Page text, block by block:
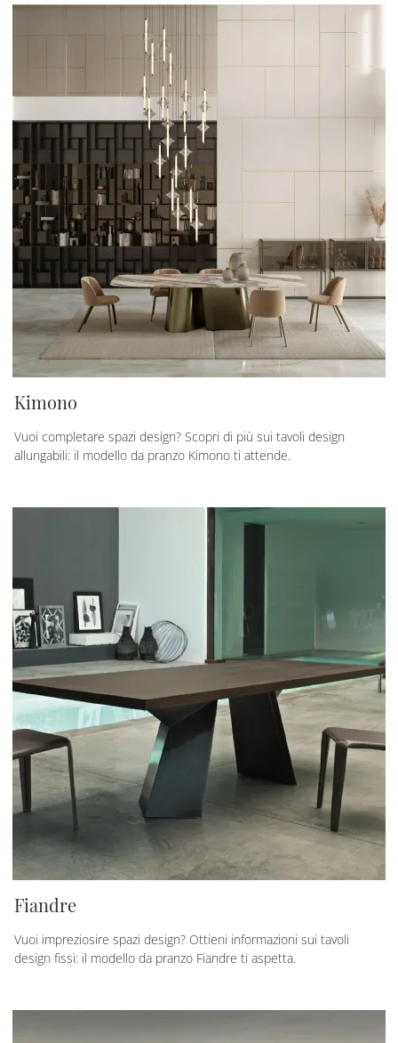
Kimono
Vuoi completare spazi design? Scopri di più sui tavoli design
allungabili: il modello da pranzo Kimono ti attende.
Fiandre
Vuoi impreziosire spazi design? Ottieni informazioni sui tavoli
design fissi: il modello da pranzo Fiandre ti aspetta.